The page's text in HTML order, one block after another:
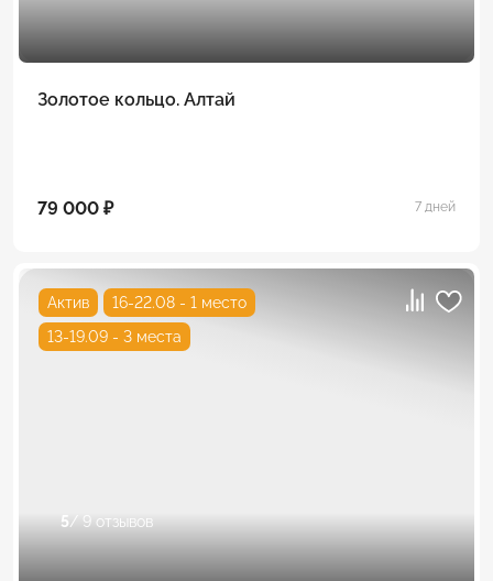
Золотое кольцо. Алтай
79 000 ₽ 7 дней
Актив
16-22.08 - 1 место
13-19.09 - 3 места
5/ 9 отзывов